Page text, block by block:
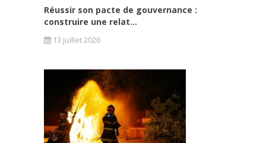
Réussir son pacte de gouvernance :
construire une relat...
13 juillet 2026